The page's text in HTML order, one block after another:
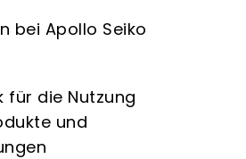
bei Apollo Seiko
für die Nutzung
und